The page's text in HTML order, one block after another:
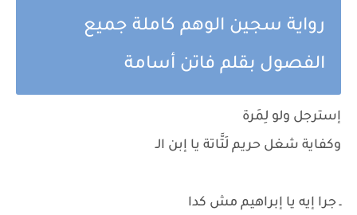
رواية سجين الوهم كاملة جميع
الفصول بقلم فاتن أسامة
إسترجل ولو لِمَرة
وكفاية شغل حريم لَتَّاتة يا إبن الـ
ـ جرا إيه يا إبراهيم مش كدا